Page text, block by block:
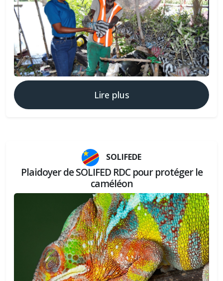
Lire plus
SOLIFEDE
Plaidoyer de SOLIFED RDC pour protéger le
caméléon